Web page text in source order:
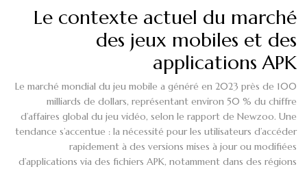
Le contexte actuel du marché
des jeux mobiles et des
applications APK
Le marché mondial du jeu mobile a généré en 2023 près de 100
milliards de dollars, représentant environ 50 % du chiffre
d’affaires global du jeu vidéo, selon le rapport de Newzoo. Une
tendance s’accentue : la nécessité pour les utilisateurs d’accéder
rapidement à des versions mises à jour ou modifiées
d’applications via des fichiers APK, notamment dans des régions